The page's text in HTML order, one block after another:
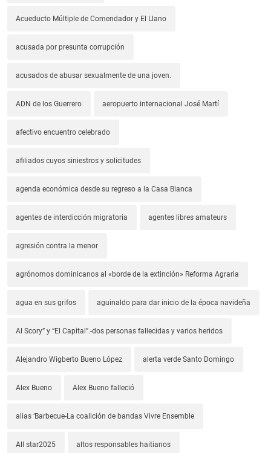
Acueducto Múltiple de Comendador y El Llano
acusada por presunta corrupción
acusados de abusar sexualmente de una joven.
ADN de los Guerrero aeropuerto internacional José Martí
afectivo encuentro celebrado
afiliados cuyos siniestros y solicitudes
agenda económica desde su regreso a la Casa Blanca
agentes de interdicción migratoria agentes libres amateurs
agresión contra la menor
agrónomos dominicanos al «borde de la extinción» Reforma Agraria
agua en sus grifos aguinaldo para dar inicio de la época navideña
Al Scory” y “El Capital”.-dos personas fallecidas y varios heridos
Alejandro Wigberto Bueno López alerta verde Santo Domingo
Alex Bueno Alex Bueno falleció
alias ‘Barbecue-La coalición de bandas Vivre Ensemble
All star2025 altos responsables haitianos